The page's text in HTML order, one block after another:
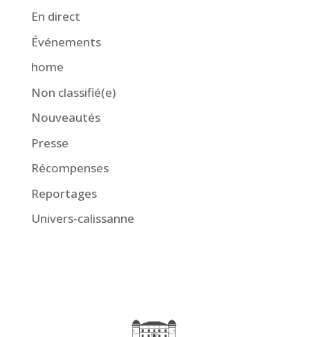
En direct
Événements
home
Non classifié(e)
Nouveautés
Presse
Récompenses
Reportages
Univers-calissanne